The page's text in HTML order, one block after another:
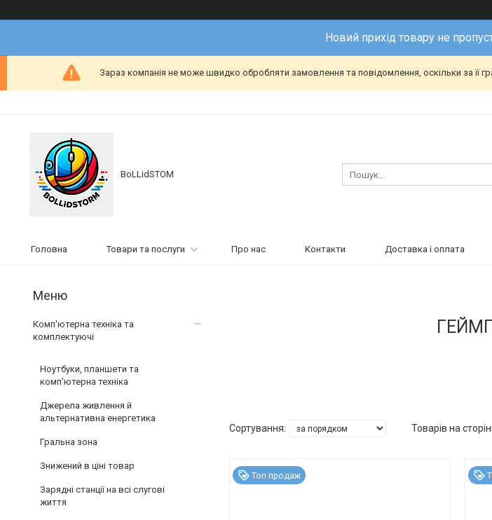
Новий прихід товару не
Зараз компанія не може швидко обробляти замовлення та повідомлення, оскільки за її
BoLLidSTOM
Головна Товари та послуги Про нас Контакти Доставка і оплата
Топ продаж
Комп'ютерна техніка та
комплектуючі
Ноутбуки, планшети та
комп'ютерна техніка
Джерела живлення й
альтернативна енергетика
Гральна зона
Знижений в ціні товар
Зарядні станції на всі слугові
життя